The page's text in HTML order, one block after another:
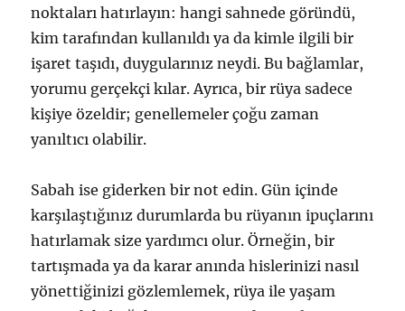
noktaları hatırlayın: hangi sahnede göründü,
kim tarafından kullanıldı ya da kimle ilgili bir
işaret taşıdı, duygularınız neydi. Bu bağlamlar,
yorumu gerçekçi kılar. Ayrıca, bir rüya sadece
kişiye özeldir; genellemeler çoğu zaman
yanıltıcı olabilir.
Sabah ise giderken bir not edin. Gün içinde
karşılaştığınız durumlarda bu rüyanın ipuçlarını
hatırlamak size yardımcı olur. Örneğin, bir
tartışmada ya da karar anında hislerinizi nasıl
yönettiğinizi gözlemlemek, rüya ile yaşam